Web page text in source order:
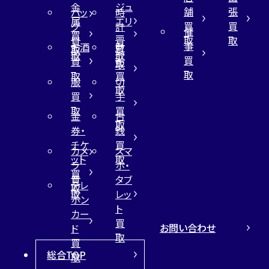
金
属
買
取
ジュ
エリ
ー
買
取
バッ
グ
買
取
時
計
買
取
お酒
買
取
財
布
買
取
服
買
取
切
手
買
取
金
券・
チケ
ット
買
取
古
銭
買
取
カメ
ラ
買
取
スマ
ホ・
タブ
レッ
ト
買
取
テレ
ホン
カー
ド
買
取
舗
買
取
張
買
取
催
事
買
取
総合TOP
お問い合わせ